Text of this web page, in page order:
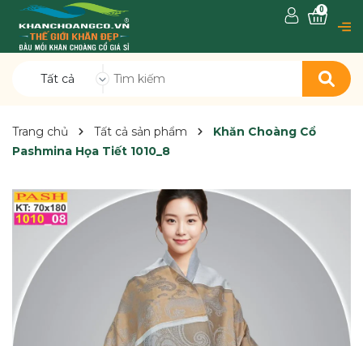
Tất cả
0
Trang chủ Tất cả sản phẩm
Khăn Choàng Cổ
Pashmina Họa Tiết 1010_8